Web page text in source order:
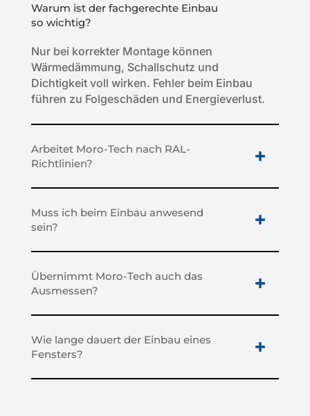
Warum ist der fachgerechte Einbau
so wichtig?
Nur bei korrekter Montage können
Wärmedämmung, Schallschutz und
Dichtigkeit voll wirken. Fehler beim Einbau
führen zu Folgeschäden und Energieverlust.
Arbeitet Moro-Tech nach RAL-
Richtlinien?
Muss ich beim Einbau anwesend
sein?
Übernimmt Moro-Tech auch das
Ausmessen?
Wie lange dauert der Einbau eines
Fensters?